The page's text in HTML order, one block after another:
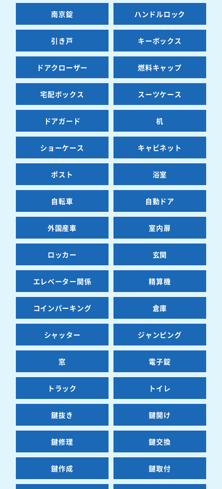
南京錠 ハンドルロック
引き戸 キーボックス
ドアクローザー 燃料キャップ
宅配ボックス スーツケース
ドアガード 机
ショーケース キャビネット
ポスト 浴室
自転車 自動ドア
外国産車 室内扉
ロッカー 玄関
エレベーター関係 精算機
コインパーキング 倉庫
シャッター ジャンピング
窓 電子錠
トラック トイレ
鍵抜き 鍵開け
鍵修理 鍵交換
鍵作成 鍵取付